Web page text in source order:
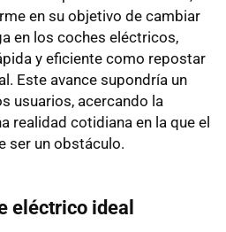
en su objetivo de cambiar
en los coches eléctricos,
y eficiente como repostar
Este avance supondría un
usuarios, acercando la
realidad cotidiana en la que el
ser un obstáculo.
eléctrico ideal